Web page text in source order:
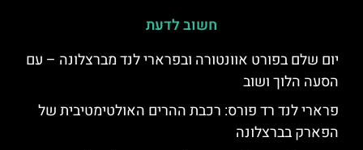
חשוב לדעת
יום שלם בפורט אוונטורה ובפרארי לנד מברצלונה – עם
הסעה הלוך ושוב
פרארי לנד רד פורס: רכבת ההרים האולטימטיבית של
הפארק בברצלונה